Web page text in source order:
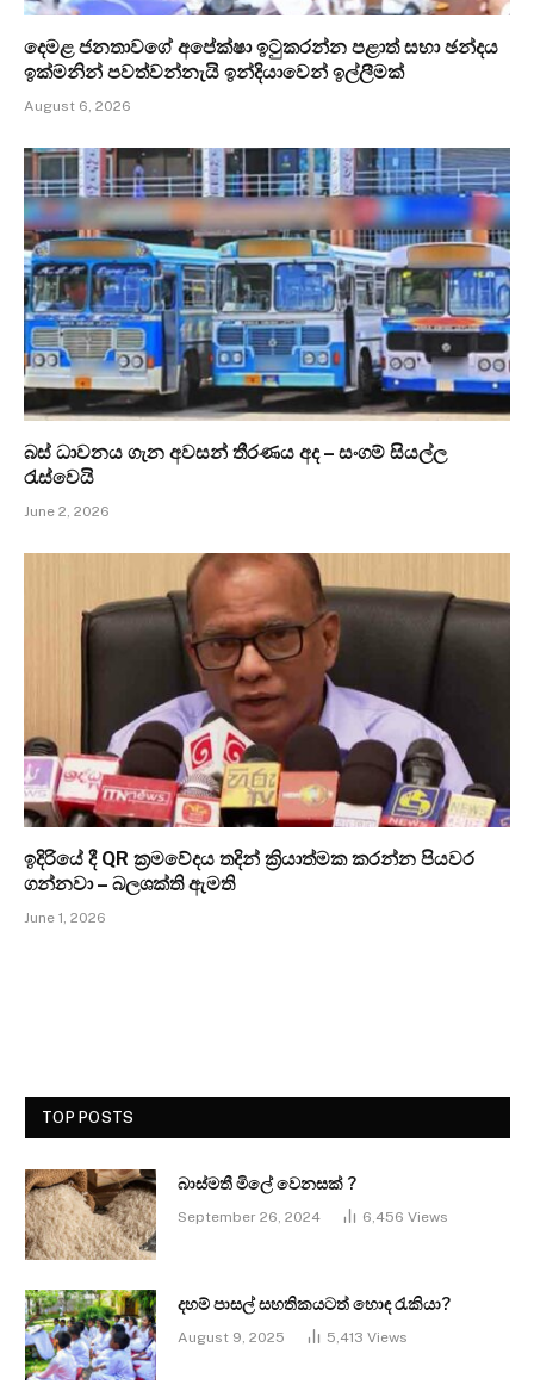
දෙමළ ජනතාවගේ අපේක්ෂා ඉටුකරන්න පළාත් සභා ඡන්දය
ඉක්මනින් පවත්වන්නැයි ඉන්දියාවෙන් ඉල්ලීමක්
August 6, 2026
බස් ධාවනය ගැන අවසන් තීරණය අද – සංගම් සියල්ල
රැස්වෙයි
June 2, 2026
ඉදිරියේ දී QR ක්‍රමවේදය තදින් ක්‍රියාත්මක කරන්න පියවර
ගන්නවා – බලශක්ති ඇමති
June 1, 2026
TOP POSTS
බාස්මතී මිලේ වෙනසක් ?
September 26, 2024 6,456 Views
දහම් පාසල් සහතිකයටත් හොඳ රැකියා?
August 9, 2025 5,413 Views